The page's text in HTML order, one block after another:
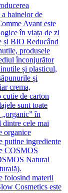
hainelor de
Avant este
în viața de zi
și BIO Reducând
produsele
înconjurător
și plasticul,
și
crema,
de carton
sunt toate
în
cele mai
organice
putine ingrediente
COSMOS
Natural
folosind materii
Cosmetics este